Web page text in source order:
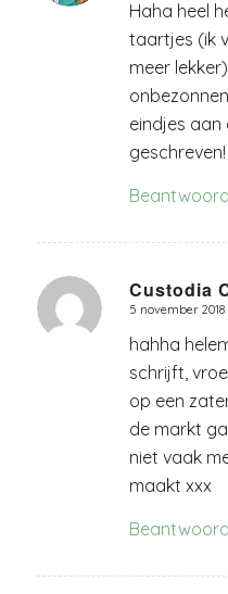
Haha heel
taartjes (ik
meer
eindjes aan
geschreven!
Custodia
zegt:
5 november 2018
hahha
schrijft,
op een
de markt
niet vaak
maakt xxx